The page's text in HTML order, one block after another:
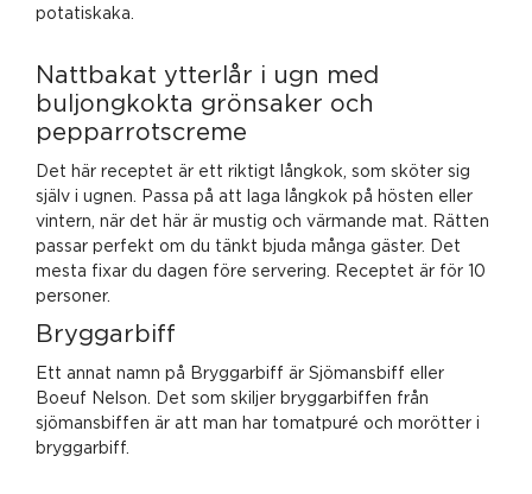
potatiskaka.
Nattbakat ytterlår i ugn med
buljongkokta grönsaker och
pepparrotscreme
Det här receptet är ett riktigt långkok, som sköter sig
själv i ugnen. Passa på att laga långkok på hösten eller
vintern, när det här är mustig och värmande mat. Rätten
passar perfekt om du tänkt bjuda många gäster. Det
mesta fixar du dagen före servering. Receptet är för 10
personer.
Bryggarbiff
Ett annat namn på Bryggarbiff är Sjömansbiff eller
Boeuf Nelson. Det som skiljer bryggarbiffen från
sjömansbiffen är att man har tomatpuré och morötter i
bryggarbiff.